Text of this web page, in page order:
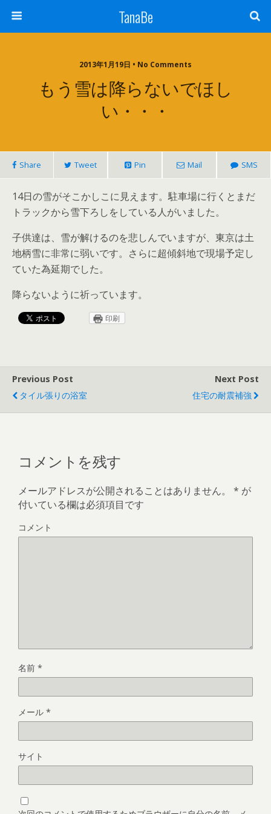
TanaBe
2013年1月19日 • No Comments
もう雪は降らないでほし
い・・・
Share Tweet Pin Mail SMS
14日の雪がそこかしこに見えます。駐車場に行くとまだ
トラックから雪下ろしをしている人がいました。
子供達は、雪が解けるのを悲しんでいますが、東京は土
地柄雪に非常に弱いです。さらに超傾斜地で現場予定し
ていた為延期でした。
降らないように祈っています。
印刷
Previous Post
タイル張りの浴室
Next Post
住宅の耐震補強
コメントを残す
メールアドレスが公開されることはありません。 * が
付いている欄は必須項目です
コメント
名前 *
メール *
サイト